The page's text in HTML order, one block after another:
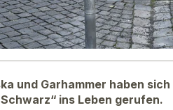
und Garhammer haben
ins Leben gerufen.